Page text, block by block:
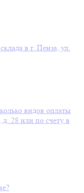
в г. Пенза, ул.
видов оплаты
д. 28 или по счету в